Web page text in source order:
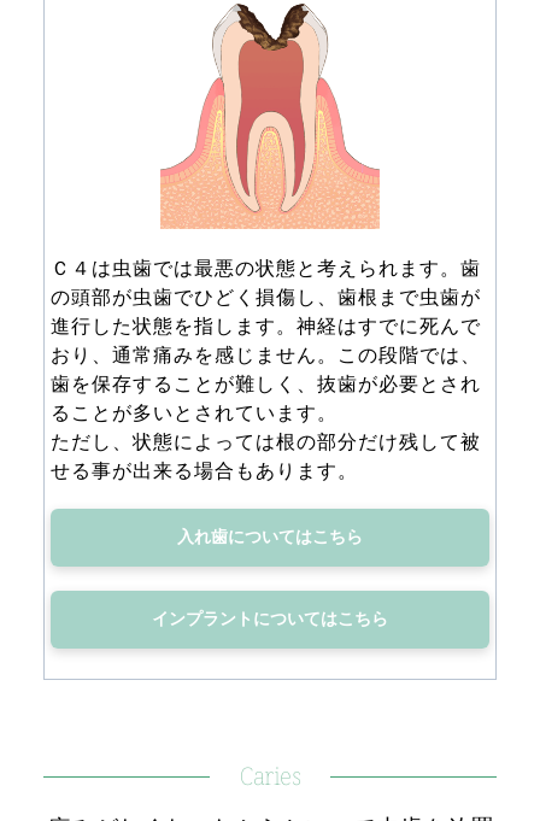
Ｃ４は虫歯では最悪の状態と考えられます。歯
の頭部が虫歯でひどく損傷し、歯根まで虫歯が
進行した状態を指します。神経はすでに死んで
おり、通常痛みを感じません。この段階では、
歯を保存することが難しく、抜歯が必要とされ
ることが多いとされています。
ただし、状態によっては根の部分だけ残して被
せる事が出来る場合もあります。
入れ歯についてはこちら
インプラントについてはこちら
Caries